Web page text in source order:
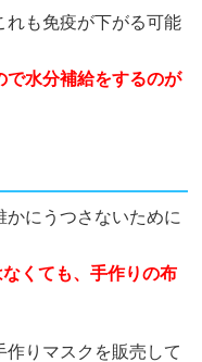
れも免疫が下がる可能
で水分補給をするのが
かにうつさないために
くても、手作りの布
りマスクを販売して